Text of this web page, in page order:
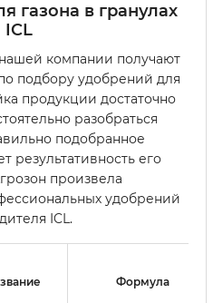
газона в гранулах
ICL
компании получают
подбору удобрений для
продукции достаточно
разобраться
подобранное
результативность его
произвела
удобрений
ICL.
Формула